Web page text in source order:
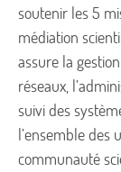
soutenir les 5
médiation
assure la
réseaux,
suivi des
l’ensemble des
communauté